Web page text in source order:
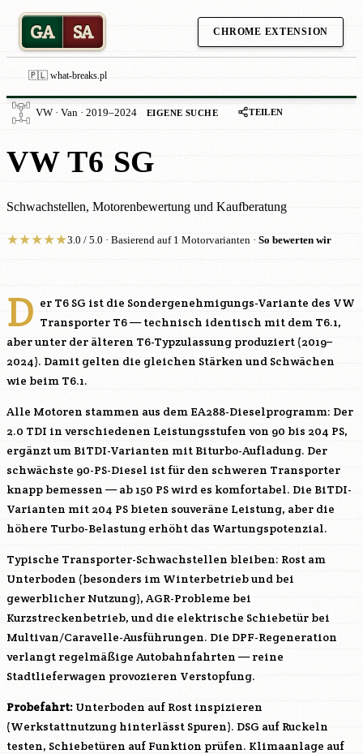
GA SA CHROME EXTENSION
🇵🇱 what-breaks.pl
VW · Van · 2019–2024 EIGENE SUCHE TEILEN
VW T6 SG
Schwachstellen, Motorenbewertung und Kaufberatung
★★★★★3.0 / 5.0 · Basierend auf 1 Motorvarianten · So bewerten wir
D er T6 SG ist die Sondergenehmigungs-Variante des VW
Transporter T6 — technisch identisch mit dem T6.1,
aber unter der älteren T6-Typzulassung produziert (2019–
2024). Damit gelten die gleichen Stärken und Schwächen
wie beim T6.1.
Alle Motoren stammen aus dem EA288-Dieselprogramm: Der
2.0 TDI in verschiedenen Leistungsstufen von 90 bis 204 PS,
ergänzt um BiTDI-Varianten mit Biturbo-Aufladung. Der
schwächste 90-PS-Diesel ist für den schweren Transporter
knapp bemessen — ab 150 PS wird es komfortabel. Die BiTDI-
Varianten mit 204 PS bieten souveräne Leistung, aber die
höhere Turbo-Belastung erhöht das Wartungspotenzial.
Typische Transporter-Schwachstellen bleiben: Rost am
Unterboden (besonders im Winterbetrieb und bei
gewerblicher Nutzung), AGR-Probleme bei
Kurzstreckenbetrieb, und die elektrische Schiebetür bei
Multivan/Caravelle-Ausführungen. Die DPF-Regeneration
verlangt regelmäßige Autobahnfahrten — reine
Stadtlieferwagen provozieren Verstopfung.
Probefahrt: Unterboden auf Rost inspizieren
(Werkstattnutzung hinterlässt Spuren). DSG auf Ruckeln
testen, Schiebetüren auf Funktion prüfen. Klimaanlage auf